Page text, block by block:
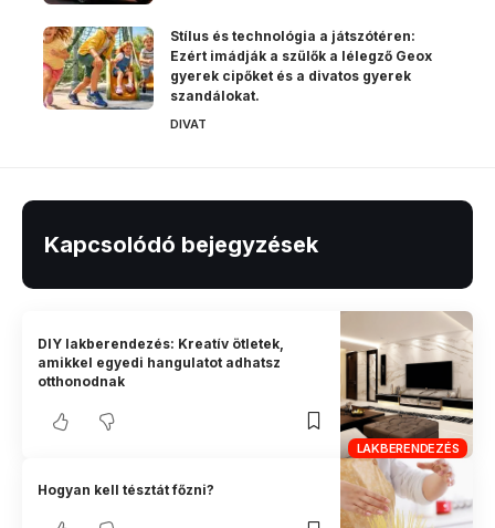
Stílus és technológia a játszótéren:
Ezért imádják a szülők a lélegző Geox
gyerek cipőket és a divatos gyerek
szandálokat.
DIVAT
Kapcsolódó bejegyzések
LAKBERENDEZÉS
DIY lakberendezés: Kreatív ötletek,
amikkel egyedi hangulatot adhatsz
otthonodnak
Hogyan kell tésztát főzni?